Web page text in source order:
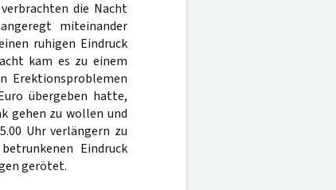
die Nacht
miteinander
ruhigen Eindruck
kam es zu einem
Erektionsproblemen
übergeben hatte,
gehen zu wollen und
Uhr verlängern zu
Eindruck
gerötet.